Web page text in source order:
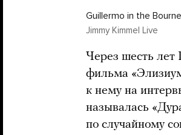
Guillermo in the
Jimmy Kimmel Live
Через шесть лет
фильма
к нему на
называлась
по случайному